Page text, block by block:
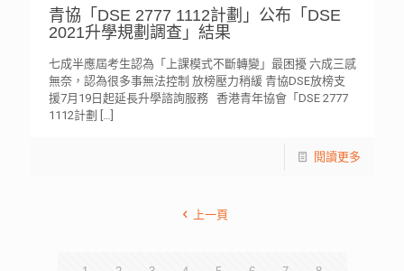
青協「DSE 2777 1112計劃」公布「DSE
2021升學規劃調查」結果
七成半應屆考生認為「上課模式不斷轉變」最困擾 六成三感
無奈，認為很多事無法控制 放榜壓力稍緩 青協DSE放榜支
援7月19日起延長升學諮詢服務 香港青年協會「DSE 2777
1112計劃
[…]
閱讀更多
上一頁